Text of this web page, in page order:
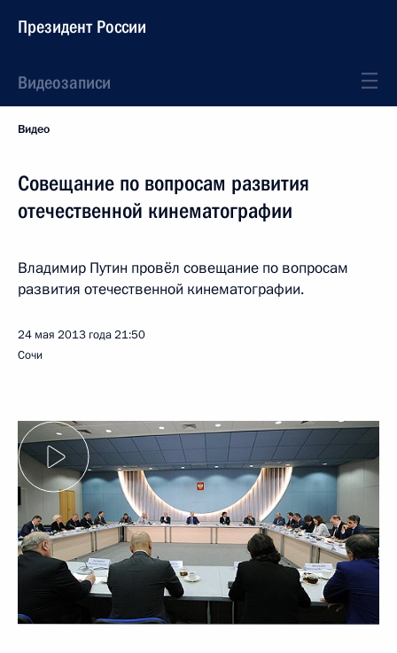
Президент России
Видеозаписи
Видео
Совещание по вопросам развития
отечественной кинематографии
Владимир Путин провёл совещание по вопросам
развития отечественной кинематографии.
24 мая 2013 года21:50
Сочи